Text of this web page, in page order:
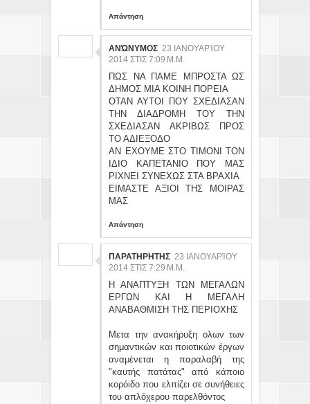
Απάντηση
ΑΝΏΝΥΜΟΣ 23 ΙΑΝΟΥΑΡΊΟΥ
2014 ΣΤΙΣ 7:09 Μ.Μ.
ΠΩΣ ΝΑ ΠΑΜΕ ΜΠΡΟΣΤΑ ΩΣ
ΔΗΜΟΣ ΜΙΑ ΚΟΙΝΗ ΠΟΡΕΙΑ
ΟΤΑΝ ΑΥΤΟΙ ΠΟΥ ΣΧΕΔΙΑΣΑΝ
ΤΗΝ ΔΙΑΔΡΟΜΗ ΤΟΥ ΤΗΝ
ΣΧΕΔΙΑΣΑΝ ΑΚΡΙΒΩΣ ΠΡΟΣ
ΤΟ ΑΔΙΕΞΟΔΟ
ΑΝ ΕΧΟΥΜΕ ΣΤΟ ΤΙΜΟΝΙ ΤΟΝ
ΙΔΙΟ ΚΑΠΕΤΑΝΙΟ ΠΟΥ ΜΑΣ
ΡΙΧΝΕΙ ΣΥΝΕΧΩΣ ΣΤΑ ΒΡΑΧΙΑ
ΕΙΜΑΣΤΕ ΑΞΙΟΙ ΤΗΣ ΜΟΙΡΑΣ
ΜΑΣ
Απάντηση
ΠΑΡΑΤΗΡΗΤΗΣ 23 ΙΑΝΟΥΑΡΊΟΥ
2014 ΣΤΙΣ 7:29 Μ.Μ.
Η ΑΝΑΠΤΥΞΗ ΤΩΝ ΜΕΓΑΛΩΝ
ΕΡΓΩΝ ΚΑΙ Η ΜΕΓΑΛΗ
ΑΝΑΒΑΘΜΙΣΗ ΤΗΣ ΠΕΡΙΟΧΗΣ
Μετα την ανακήρυξη ολων των
σημαντικών και ποιοτικών έργων
αναμένεται η παραλαβή της
"καυτής πατάτας" από κάποιο
κορόιδο που ελπίζει σε συνήθειες
του απλόχερου παρελθόντος